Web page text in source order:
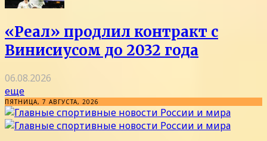
«Реал» продлил контракт с
Винисиусом до 2032 года
06.08.2026
еще
ПЯТНИЦА, 7 АВГУСТА, 2026